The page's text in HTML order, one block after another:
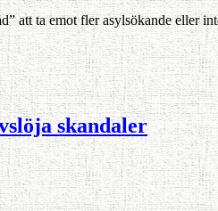
att ta emot fler asylsökande eller
skandaler